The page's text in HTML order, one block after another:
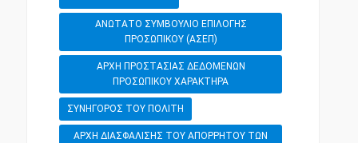
ΔΗΜΟΣΙΟΙ ΥΠΑΛΛΗΛΟΙ
ΠΕΡΙΟΥΣΙΑ ΔΗΜΟΣΙΟΥ ΚΑΙ ΝΟΜΙΣΜΑ
ΟΡΓΑΝΙΣΜΟΙ ΤΟΠΙΚΗΣ ΑΥΤΟΔΙΟΙΚΗΣΗΣ
ΠΕΙΘΑΡΧΙΚΟ
ΑΝΩΤΑΤΟ ΣΥΜΒΟΥΛΙΟ ΕΠΙΛΟΓΗΣ
ΠΡΟΣΩΠΙΚΟΥ (ΑΣΕΠ)
ΑΡΧΗ ΠΡΟΣΤΑΣΙΑΣ ΔΕΔΟΜΕΝΩΝ
ΠΡΟΣΩΠΙΚΟΥ ΧΑΡΑΚΤΗΡΑ
ΣΥΝΗΓΟΡΟΣ ΤΟΥ ΠΟΛΙΤΗ
ΑΡΧΗ ΔΙΑΣΦΑΛΙΣΗΣ ΤΟΥ ΑΠΟΡΡΗΤΟΥ ΤΩΝ